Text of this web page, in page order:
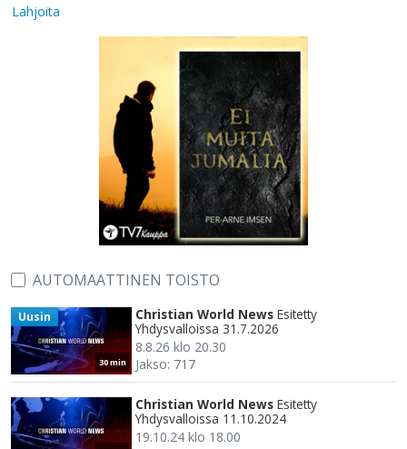
Lahjoita
AUTOMAATTINEN TOISTO
30 min
Uusin Christian World News Esitetty
Yhdysvalloissa 31.7.2026
8.8.26 klo 20.30
Jakso: 717
Christian World News Esitetty
Yhdysvalloissa 11.10.2024
19.10.24 klo 18.00